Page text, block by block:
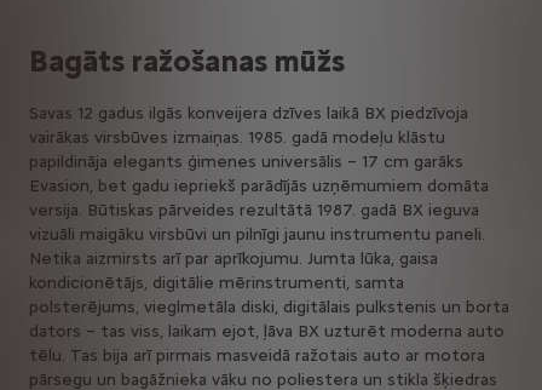
Bagāts ražošanas mūžs
Savas 12 gadus ilgās konveijera dzīves laikā BX piedzīvoja
vairākas virsbūves izmaiņas. 1985. gadā modeļu klāstu
papildināja elegants ģimenes universālis – 17 cm garāks
Evasion, bet gadu iepriekš parādījās uzņēmumiem domāta
versija. Būtiskas pārveides rezultātā 1987. gadā BX ieguva
vizuāli maigāku virsbūvi un pilnīgi jaunu instrumentu paneli.
Netika aizmirsts arī par aprīkojumu. Jumta lūka, gaisa
kondicionētājs, digitālie mērinstrumenti, samta
polsterējums, vieglmetāla diski, digitālais pulkstenis un borta
dators – tas viss, laikam ejot, ļāva BX uzturēt moderna auto
tēlu. Tas bija arī pirmais masveidā ražotais auto ar motora
pārsegu un bagāžnieka vāku no poliestera un stikla šķiedras